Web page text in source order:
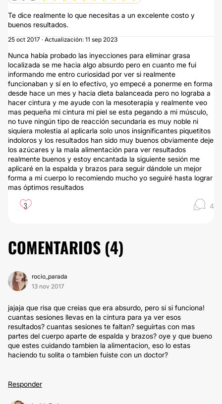
Te dice realmente lo que necesitas a un excelente costo y
buenos resultados.
25 oct 2017 · Actualización: 11 sep 2023
Nunca había probado las inyecciones para eliminar grasa
localizada se me hacia algo absurdo pero en cuanto me fui
informando me entro curiosidad por ver si realmente
funcionaban y sí en lo efectivo, yo empecé a ponerme en forma
desde hace un mes y hacia dieta balanceada pero no lograba a
hacer cintura y me ayude con la mesoterapia y realmente veo
mas pequeña mi cintura mi piel se esta pegando a mi músculo,
no tuve ningún tipo de reacción secundaria es muy noble ni
siquiera molestia al aplicarla solo unos insignificantes piquetitos
indoloros y los resultados han sido muy buenos obviamente deje
los azúcares y la mala alimentación para ver resultados
realmente buenos y estoy encantada la siguiente sesión me
aplicaré en la espalda y brazos para seguir dándole un mejor
forma a mi cuerpo lo recomiendo mucho yo seguiré hasta lograr
mas óptimos resultados
3 4
COMENTARIOS (4)
rocio_parada
13 nov 2017
jajaja que risa que creias que era absurdo, pero si si funciona!
cuantas sesiones llevas en la cintura para ya ver esos
resultados? cuantas sesiones te faltan? seguirtas con mas
partes del cuerpo aparte de espalda y brazos? oye y que bueno
que estes cuidando tambien la alimentacion, eso lo estas
haciendo tu solita o tambien fuiste con un doctor?
Responder